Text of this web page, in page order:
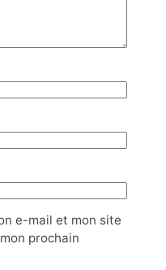
e-mail et mon site
prochain